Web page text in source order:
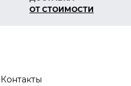
ОТ СТОИМОСТИ
Контакты